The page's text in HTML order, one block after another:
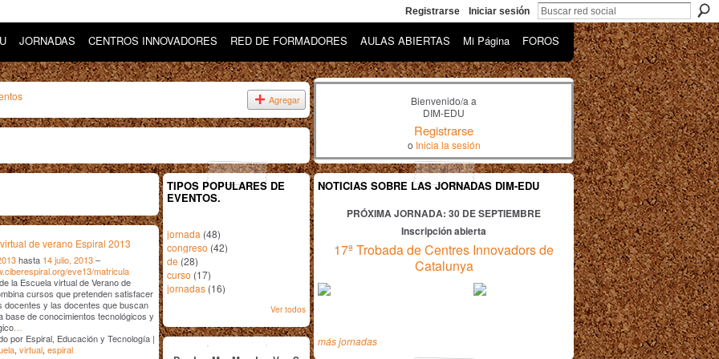
Registrarse Iniciar sesión
JORNADAS CENTROS INNOVADORES RED DE FORMADORES AULAS ABIERTAS Mi Página FOROS
Agregar
de verano Espiral 2013
hasta 14 julio, 2013–
eve13/matricula
la Escuela virtual de Verano de
cursos que pretenden satisfacer
docentes y las docentes que buscan
base de conocimientos tecnológicos y
…
por Espiral, Educación y Tecnología |
, virtual, espiral
TIPOS POPULARES DE
EVENTOS.
jornada (48)
congreso (42)
de (28)
curso (17)
jornadas (16)
Ver todos
julio 2013
Bienvenido/a a
DIM-EDU
Registrarse
o Inicia la sesión
NOTICIAS SOBRE LAS JORNADAS DIM-EDU
PRÓXIMA JORNADA: 30 DE SEPTIEMBRE
Inscripción abierta
17ª Trobada de Centres Innovadors de
Catalunya
más jornadas